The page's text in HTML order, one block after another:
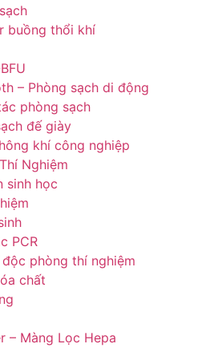
buồng thổi khí
– Phòng sạch di động
phòng sạch
đế giày
khí công nghiệp
Nghiệm
sinh học
PCR
phòng thí nghiệm
chất
– Màng Lọc Hepa